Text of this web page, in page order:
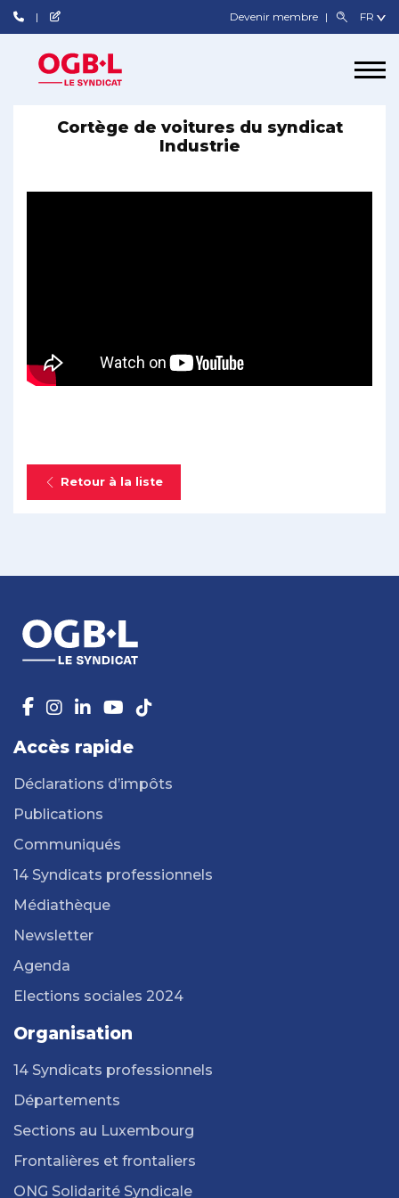
Devenir membre
Cortège de voitures du syndicat
Industrie
Retour à la liste
Accès rapide
Déclarations d’impôts
Publications
Communiqués
14 Syndicats professionnels
Médiathèque
Newsletter
Agenda
Elections sociales 2024
Organisation
14 Syndicats professionnels
Départements
Sections au Luxembourg
Frontalières et frontaliers
ONG Solidarité Syndicale